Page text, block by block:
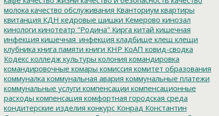
молока качество обслуживания Кванториум квартиры
квитанция КДН кедровые шишки Кемерово кинозал
кинологи кинотеатр "Родина" Кирга китай кишечная
инфекция кишечная_инфекция кладбище клещ клещи
клубника книга памяти книги КНР КоАП ковид-сводка
Кодекс колледж культуры колония командировка
командировочные комары комиссия комитет образования
коммуналка коммунальная авария коммунальные платежи
коммунальные услуги компенсации компенсационные
расходы компенсация комфортная городская среда
кондитерские изделия конкурс Конрад Константин